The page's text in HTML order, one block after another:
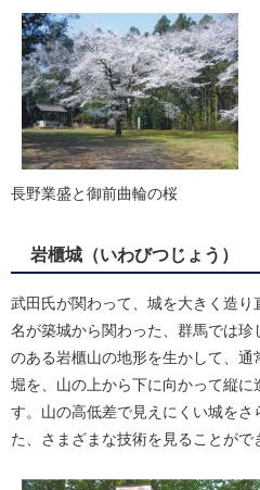
長野業盛と御前曲輪の桜
岩櫃城（いわびつじょう）
武田氏が関わって、城を大きく造
名が築城から関わった、群馬では
のある岩櫃山の地形を生かして、
堀を、山の上から下に向かって縦
す。山の高低差で見えにくい城をさ
た、さまざまな技術を見ることがで